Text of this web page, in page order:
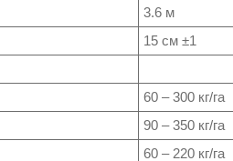
3.6 м
15 см ±1
60 – 300 кг/га
90 – 350 кг/га
60 – 220 кг/га